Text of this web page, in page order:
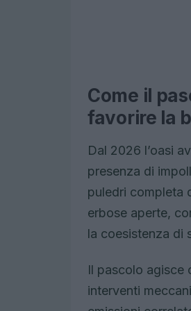
Come il
favorire la
Dal 2026 l’oasi
presenza di
puledri completa
erbose aperte,
la coesistenza di
Il pascolo agisce
interventi